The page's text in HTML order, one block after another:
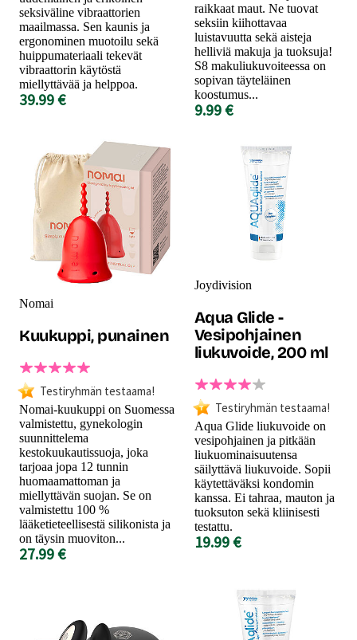
seksiväline vibraattorien
maailmassa. Sen kaunis ja
ergonominen muotoilu sekä
huippumateriaali tekevät
vibraattorin käytöstä
miellyttävää ja helppoa.
39.99 €
raikkaat maut. Ne tuovat
seksiin kiihottavaa
luistavuutta sekä aisteja
helliviä makuja ja tuoksuja!
S8 makuliukuvoiteessa on
sopivan täyteläinen
koostumus...
9.99 €
Nomai
Kuukuppi, punainen
Testiryhmän testaama!
Nomai-kuukuppi on Suomessa
valmistettu, gynekologin
suunnittelema
kestokuukautissuoja, joka
tarjoaa jopa 12 tunnin
huomaamattoman ja
miellyttävän suojan. Se on
valmistettu 100 %
lääketieteellisestä silikonista ja
on täysin muoviton...
27.99 €
Joydivision
Aqua Glide -
Vesipohjainen
liukuvoide, 200 ml
Testiryhmän testaama!
Aqua Glide liukuvoide on
vesipohjainen ja pitkään
liukuominaisuutensa
säilyttävä liukuvoide. Sopii
käytettäväksi kondomin
kanssa. Ei tahraa, mauton ja
tuoksuton sekä kliinisesti
testattu.
19.99 €